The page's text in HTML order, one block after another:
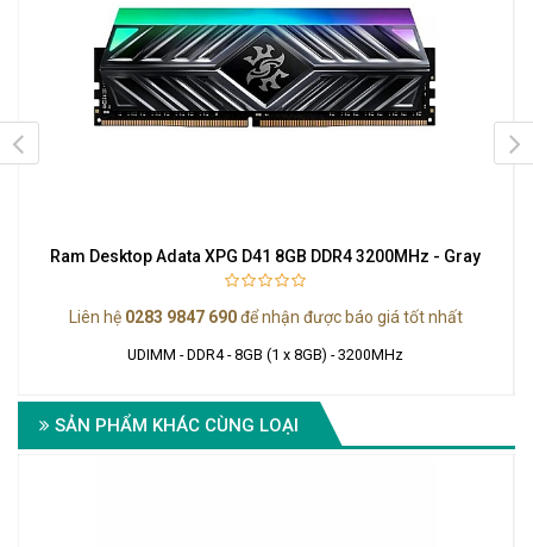
Ram Desktop Adata XPG D41 8GB DDR4 3200MHz - Gray
Liên hệ 0283 9847 690để nhận được báo giá tốt nhất
UDIMM - DDR4 - 8GB (1 x 8GB) - 3200MHz
SẢN PHẨM KHÁC CÙNG LOẠI